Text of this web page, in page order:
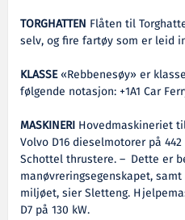
TORGHATTEN Flåten til
selv, og fire fartøy som er leid
KLASSE«Rebbenesøy» er
følgende notasjon: +1A1 Car
MASKINERI Hovedmaskineriet
Volvo D16 dieselmotorer på
Schottel thrustere. – Dette er
manøvreringsegenskapet,
miljøet, sier Sletteng.
D7 på 130 kW.